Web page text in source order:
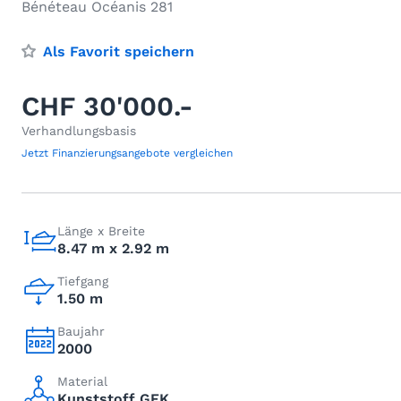
Bénéteau Océanis 281
Als Favorit speichern
CHF 30'000.-
Verhandlungsbasis
Jetzt Finanzierungsangebote vergleichen
Länge x Breite
8.47 m x 2.92 m
Tiefgang
1.50 m
Baujahr
2000
Material